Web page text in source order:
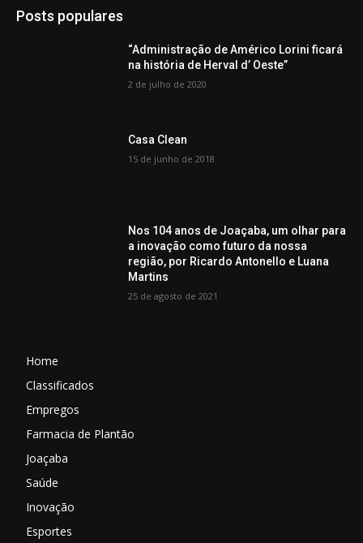
Posts populares
“Administração de Américo Lorini ficará
na história de Herval d’ Oeste”
2 de julho de 2020
Casa Clean
15 de junho de 2018
Nos 104 anos de Joaçaba, um olhar para
a inovação como futuro da nossa
região, por Ricardo Antonello e Luana
Martins
25 de agosto de 2021
Home
Classificados
Empregos
Farmacia de Plantão
Joaçaba
Saúde
Inovação
Esportes